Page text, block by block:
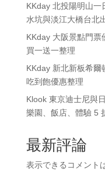
KKday 北投陽明山
水坑與淡江大橋台北
KKday 大阪景點門票
買一送一整理
KKday 新北新板希
吃到飽優惠整理
Klook 東京迪士尼與
樂園、飯店、體驗 5
最新評論
表示できるコメント